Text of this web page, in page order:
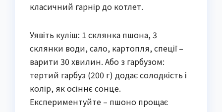
класичний гарнір до котлет.
Уявіть куліш: 1 склянка пшона, 3
склянки води, сало, картопля, спеції –
варити 30 хвилин. Або з гарбузом:
тертий гарбуз (200 г) додає солодкість і
колір, як осіннє сонце.
Експериментуйте – пшоно прощає